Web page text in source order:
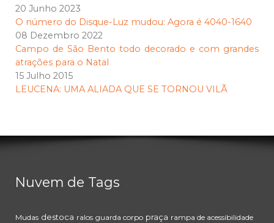
20 Junho 2023
O número do Disque-Luz mudou: Agora é 4040-1640
08 Dezembro 2022
Campo de São Bento todo decorado e com grandes
atrações para o Natal
15 Julho 2015
LEUCENA: UMA ALIADA QUE SE TORNOU VILÃ
Nuvem de Tags
Mudas destoca ralos guarda corpo praça rampa de acessibilidade